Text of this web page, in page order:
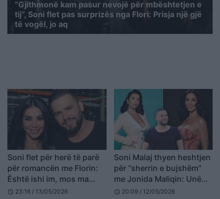
“Gjithmonë kam pasur nevojë për mbështetjen e
tij”, Soni flet pas surprizës nga Flori: Prisja një gjë
të vogël, jo aq
Soni flet për herë të parë
për romancën me Florin:
Është ishi im, mos ma
shaj
schedule 23:16 / 13/05/2026
Soni Malaj thyen heshtjen
për “sherrin e bujshëm”
me Jonida Maliqin: Unë
isha e fejuar me Florin, ia
schedule 20:09 / 12/05/2026